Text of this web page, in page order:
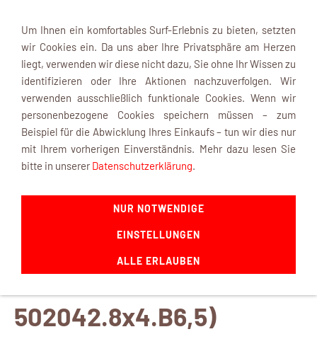
Navigation einblenden
Super Nylon
Luftschraube
(Bestellnummer:
502042.8x4.B6,5)
Um Ihnen ein komfortables Surf-Erlebnis zu bieten, setzten
wir Cookies ein. Da uns aber Ihre Privatsphäre am Herzen
liegt, verwenden wir diese nicht dazu, Sie ohne Ihr Wissen zu
identifizieren oder Ihre Aktionen nachzuverfolgen. Wir
verwenden ausschließlich funktionale Cookies. Wenn wir
personenbezogene Cookies speichern müssen – zum
Beispiel für die Abwicklung Ihres Einkaufs – tun wir dies nur
mit Ihrem vorherigen Einverständnis. Mehr dazu lesen Sie
bitte in unserer Datenschutzerklärung.
NUR NOTWENDIGE
EINSTELLUNGEN
ALLE ERLAUBEN